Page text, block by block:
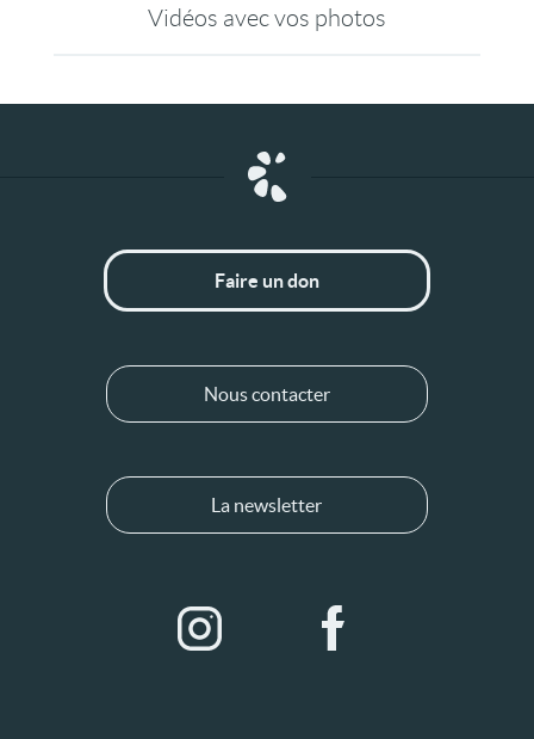
Vidéos avec vos photos
Faire un don
Nous contacter
La newsletter